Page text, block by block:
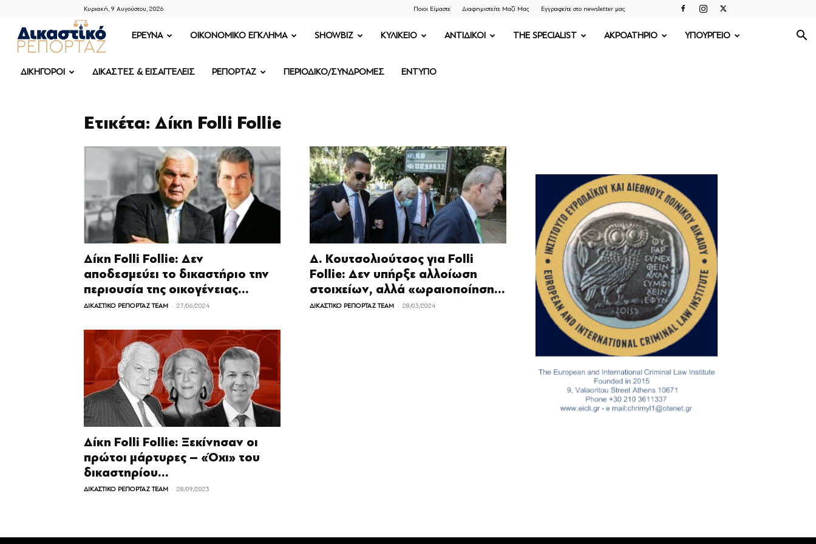
Κυριακή, 9 Αυγούστου, 2026 Ποιοι Είμαστε Διαφημιστείτε Μαζί Μας Εγγραφείτε στο newsletter μας
ΔΙΚΑΣΤΙΚΟ
ΡΕΠΟΡΤΑΖ
ΕΡΕΥΝΑ OIKONOMIKO ΕΓΚΛΗΜΑ SHOWBIZ ΚΥΛΙΚΕΙΟ ΑΝΤΙΔΙΚΟΙ THE SPECIALIST ΑΚΡΟΑΤΗΡΙΟ ΥΠΟΥΡΓΕΙΟ
ΔΙΚΗΓΟΡΟΙ ΔΙΚΑΣΤΕΣ & ΕΙΣΑΓΓΕΛΕΙΣ ΡΕΠΟΡΤΑΖ ΠΕΡΙΟΔΙΚΟ/ΣΥΝΔΡΟΜΕΣ ΕΝΤΥΠΟ
Ετικέτα: Δίκη Folli Follie
Δίκη Folli Follie: Δεν
αποδεσμεύει το δικαστήριο την
περιουσία της οικογένειας...
ΔΙΚΑΣΤΙΚΟ ΡΕΠΟΡΤΑΖ TEAM - 27/06/2024
Δ. Κουτσολιούτσος για Folli
Follie: Δεν υπήρξε αλλοίωση
στοιχείων, αλλά «ωραιοποίηση...
ΔΙΚΑΣΤΙΚΟ ΡΕΠΟΡΤΑΖ TEAM - 28/03/2024
Δίκη Folli Follie: Ξεκίνησαν οι
πρώτοι μάρτυρες – «Όχι» του
δικαστηρίου...
ΔΙΚΑΣΤΙΚΟ ΡΕΠΟΡΤΑΖ TEAM - 28/09/2023